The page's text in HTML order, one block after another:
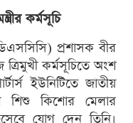
কর্মসূচি
প্রশাসক বীর
কর্মসূচিতে অংশ
ইউনিটিতে জাতীয়
শিশু কিশোর মেলার
যোগ দেন তিনি।